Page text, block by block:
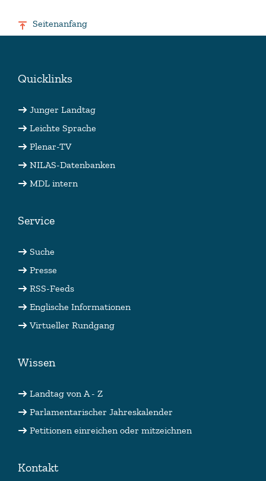
Seitenanfang
Quicklinks
Junger Landtag
Leichte Sprache
Plenar-TV
NILAS-Datenbanken
MDL intern
Service
Suche
Presse
RSS-Feeds
Englische Informationen
Virtueller Rundgang
Wissen
Landtag von A - Z
Parlamentarischer Jahreskalender
Petitionen einreichen oder mitzeichnen
Kontakt